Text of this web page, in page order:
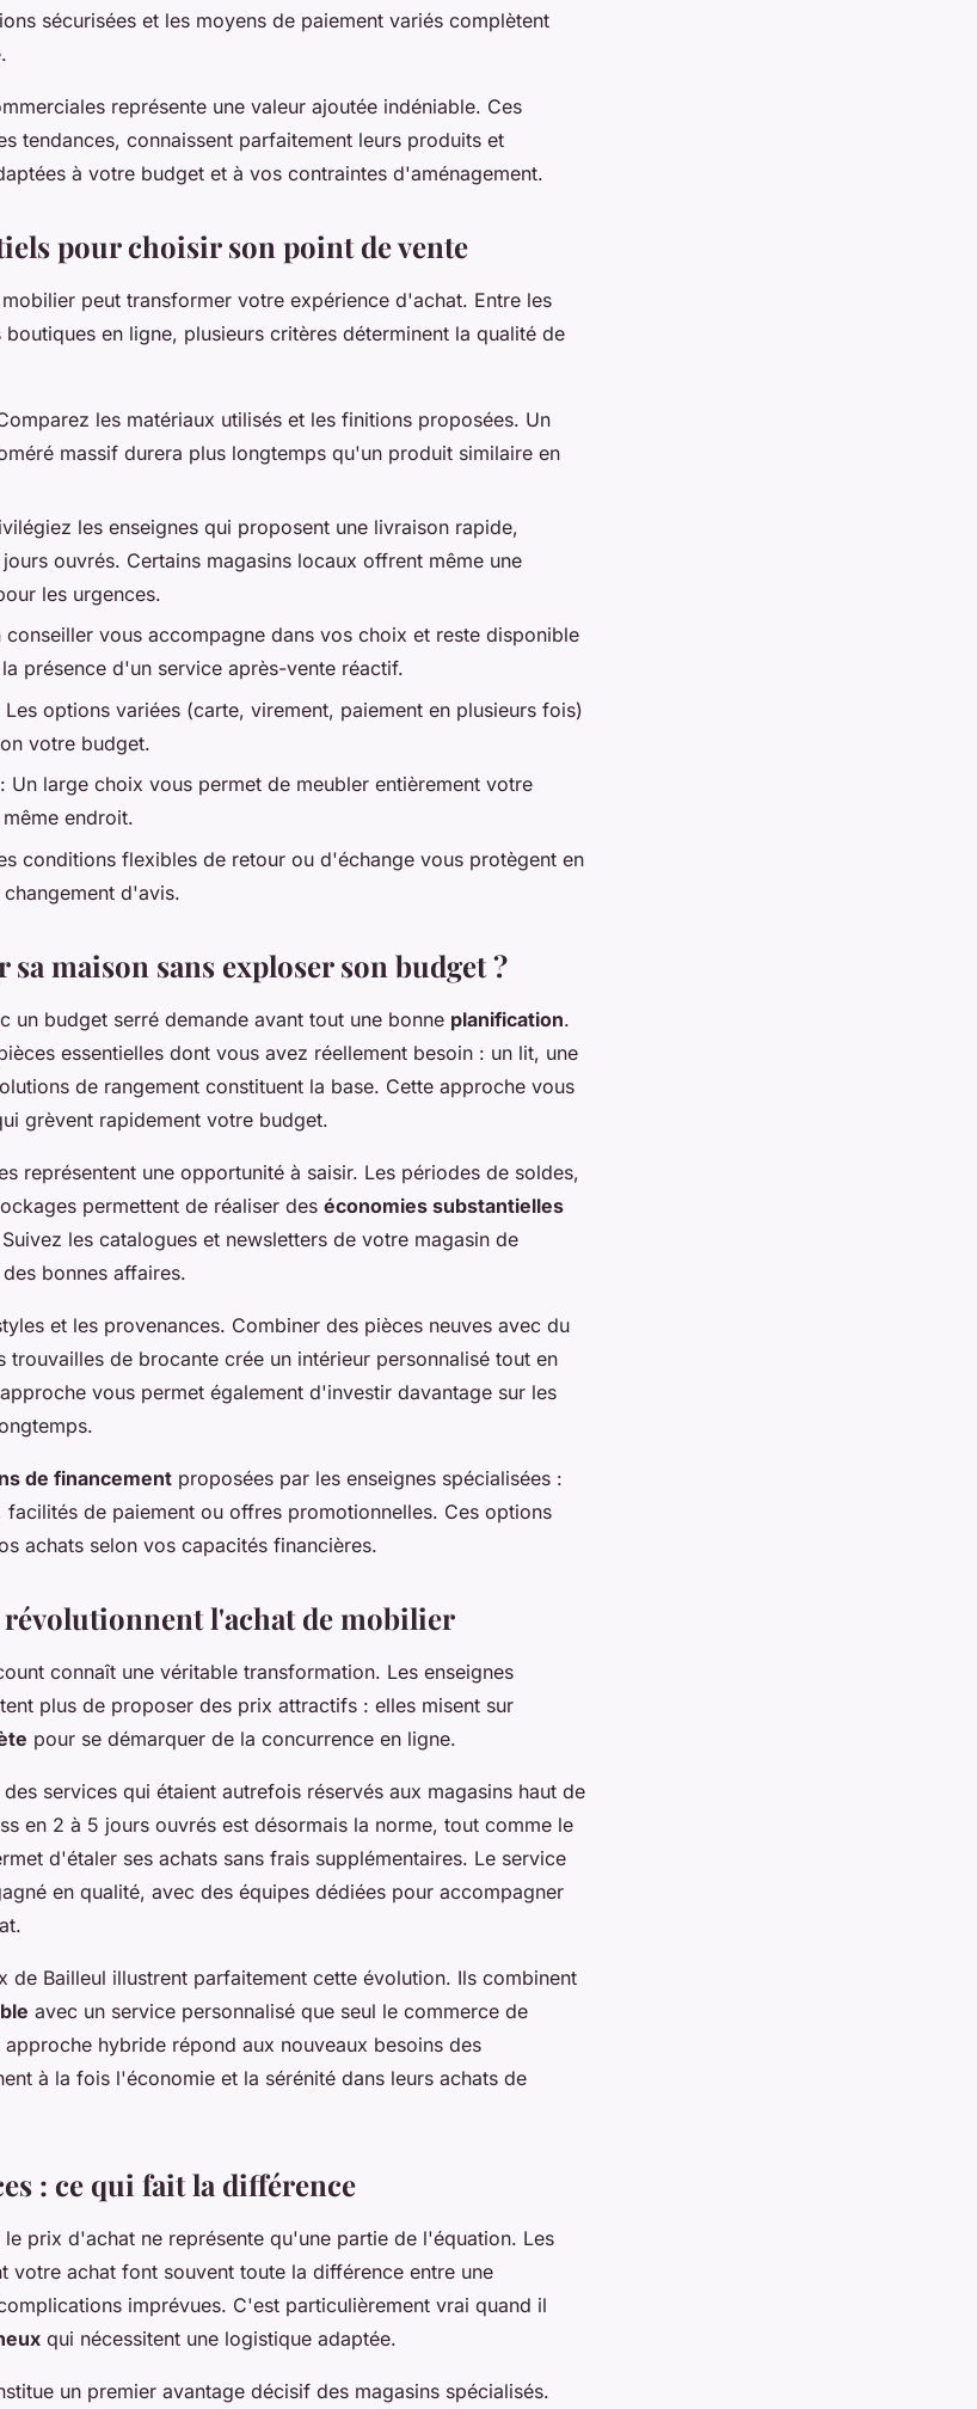
sécurisées et les moyens de paiement variés complètent
représente une valeur ajoutée indéniable. Ces
tendances, connaissent parfaitement leurs produits et
à votre budget et à vos contraintes d'aménagement.
pour choisir son point de vente
peut transformer votre expérience d'achat. Entre les
en ligne, plusieurs critères déterminent la qualité de
les matériaux utilisés et les finitions proposées. Un
massif durera plus longtemps qu'un produit similaire en
les enseignes qui proposent une livraison rapide,
ouvrés. Certains magasins locaux offrent même une
les urgences.
conseiller vous accompagne dans vos choix et reste disponible
présence d'un service après-vente réactif.
Les options variées (carte, virement, paiement en plusieurs fois)
votre budget.
: Un large choix vous permet de meubler entièrement votre
endroit.
conditions flexibles de retour ou d'échange vous protègent en
d'avis.
maison sans exploser son budget ?
un budget serré demande avant tout une bonne planification.
essentielles dont vous avez réellement besoin : un lit, une
de rangement constituent la base. Cette approche vous
grèvent rapidement votre budget.
représentent une opportunité à saisir. Les périodes de soldes,
permettent de réaliser des économies substantielles
les catalogues et newsletters de votre magasin de
bonnes affaires.
et les provenances. Combiner des pièces neuves avec du
de brocante crée un intérieur personnalisé tout en
vous permet également d'investir davantage sur les
de financement proposées par les enseignes spécialisées :
facilités de paiement ou offres promotionnelles. Ces options
achats selon vos capacités financières.
révolutionnent l'achat de mobilier
connaît une véritable transformation. Les enseignes
plus de proposer des prix attractifs : elles misent sur
pour se démarquer de la concurrence en ligne.
services qui étaient autrefois réservés aux magasins haut de
en 2 à 5 jours ouvrés est désormais la norme, tout comme le
d'étaler ses achats sans frais supplémentaires. Le service
en qualité, avec des équipes dédiées pour accompagner
de Bailleul illustrent parfaitement cette évolution. Ils combinent
avec un service personnalisé que seul le commerce de
hybride répond aux nouveaux besoins des
à la fois l'économie et la sérénité dans leurs achats de
: ce qui fait la différence
prix d'achat ne représente qu'une partie de l'équation. Les
votre achat font souvent toute la différence entre une
imprévues. C'est particulièrement vrai quand il
qui nécessitent une logistique adaptée.
un premier avantage décisif des magasins spécialisés.